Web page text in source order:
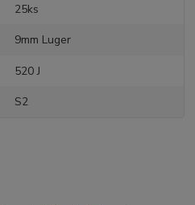
25ks
9mm Luger
520 J
S2